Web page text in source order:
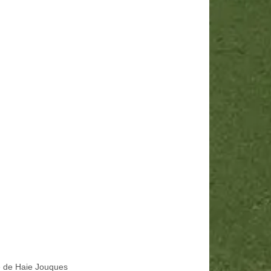
de Haie Jouques